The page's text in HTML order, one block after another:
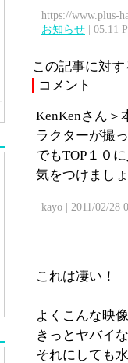
| https://www.plus-
| お知らせ | 05:11
この記事に対
コメント
KenKenさん＞
ラクターが撮
でもTOP１０
気をつけまし
| kayo | 2011/02/28
これは凄い！
よくこんな映
きっとヤバイ
それにしても